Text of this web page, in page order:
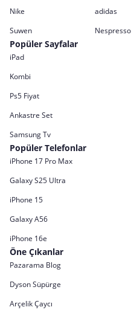
Nike adidas
Suwen
Nespresso
Popüler Sayfalar
iPad
Kombi
Ps5 Fiyat
Ankastre Set
Samsung Tv
Popüler Telefonlar
iPhone 17 Pro Max
Galaxy S25 Ultra
iPhone 15
Galaxy A56
iPhone 16e
Öne Çıkanlar
Pazarama Blog
Dyson Süpürge
Arçelik Çaycı